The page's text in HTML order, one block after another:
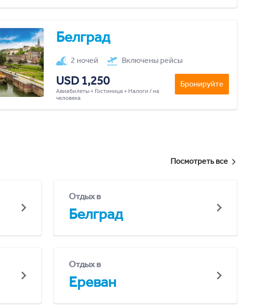
Белград
2 ночей Включены рейсы
USD 1,250
Авиабилеты + Гостиница + Налоги / на
человека
Бронируйте
Посмотреть все
Отдых в
Белград
Отдых в
Ереван